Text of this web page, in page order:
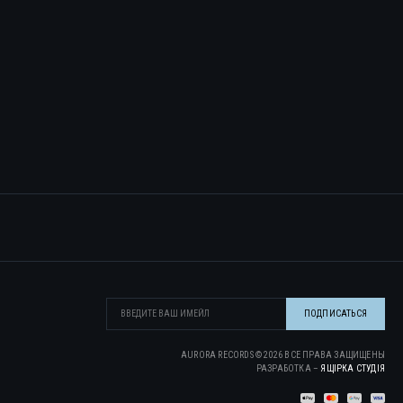
AURORA RECORDS ©2026 ВСЕ ПРАВА ЗАЩИЩЕНЫ
РАЗРАБОТКА – ЯЩІРКА CТУДІЯ